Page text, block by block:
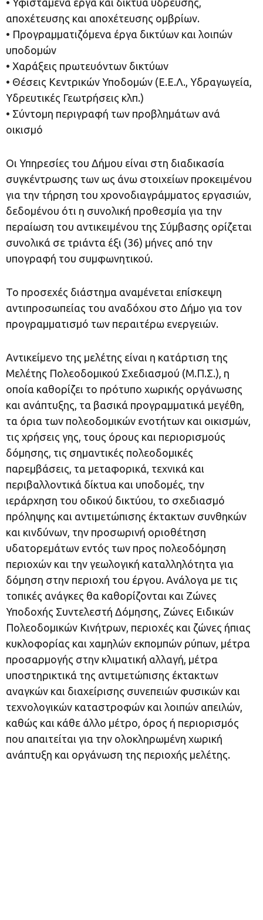
αποχέτευσης και αποχέτευσης ομβρίων.
• Προγραμματιζόμενα έργα δικτύων και λοιπών
υποδομών
• Χαράξεις πρωτευόντων δικτύων
• Θέσεις Κεντρικών Υποδομών (Ε.Ε.Λ., Υδραγωγεία,
Υδρευτικές Γεωτρήσεις κλπ.)
• Σύντομη περιγραφή των προβλημάτων ανά
οικισμό
Οι Υπηρεσίες του Δήμου είναι στη διαδικασία
συγκέντρωσης των ως άνω στοιχείων προκειμένου
για την τήρηση του χρονοδιαγράμματος εργασιών,
δεδομένου ότι η συνολική προθεσμία για την
περαίωση του αντικειμένου της Σύμβασης ορίζεται
συνολικά σε τριάντα έξι (36) μήνες από την
υπογραφή του συμφωνητικού.
Το προσεχές διάστημα αναμένεται επίσκεψη
αντιπροσωπείας του αναδόχου στο Δήμο για τον
προγραμματισμό των περαιτέρω ενεργειών.
Αντικείμενο της μελέτης είναι η κατάρτιση της
Μελέτης Πολεοδομικού Σχεδιασμού (Μ.Π.Σ.), η
οποία καθορίζει το πρότυπο χωρικής οργάνωσης
και ανάπτυξης, τα βασικά προγραμματικά μεγέθη,
τα όρια των πολεοδομικών ενοτήτων και οικισμών,
τις χρήσεις γης, τους όρους και περιορισμούς
δόμησης, τις σημαντικές πολεοδομικές
παρεμβάσεις, τα μεταφορικά, τεχνικά και
περιβαλλοντικά δίκτυα και υποδομές, την
ιεράρχηση του οδικού δικτύου, το σχεδιασμό
πρόληψης και αντιμετώπισης έκτακτων συνθηκών
και κινδύνων, την προσωρινή οριοθέτηση
υδατορεμάτων εντός των προς πολεοδόμηση
περιοχών και την γεωλογική καταλληλότητα για
δόμηση στην περιοχή του έργου. Ανάλογα με τις
τοπικές ανάγκες θα καθορίζονται και Ζώνες
Υποδοχής Συντελεστή Δόμησης, Ζώνες Ειδικών
Πολεοδομικών Κινήτρων, περιοχές και ζώνες ήπιας
κυκλοφορίας και χαμηλών εκπομπών ρύπων, μέτρα
προσαρμογής στην κλιματική αλλαγή, μέτρα
υποστηρικτικά της αντιμετώπισης έκτακτων
αναγκών και διαχείρισης συνεπειών φυσικών και
τεχνολογικών καταστροφών και λοιπών απειλών,
καθώς και κάθε άλλο μέτρο, όρος ή περιορισμός
που απαιτείται για την ολοκληρωμένη χωρική
ανάπτυξη και οργάνωση της περιοχής μελέτης.